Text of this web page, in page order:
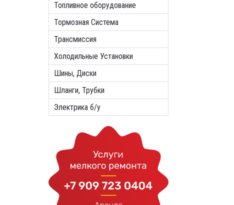
Топливное оборудование
Тормозная Система
Трансмиссия
Холодильные Установки
Шины, Диски
Шланги, Трубки
Электрика б/у